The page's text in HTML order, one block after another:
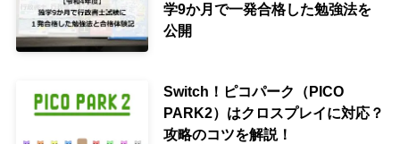
学9か月で一発合格した勉強法を
公開
Switch！ピコパーク（PICO
PARK2）はクロスプレイに対応？
攻略のコツを解説！